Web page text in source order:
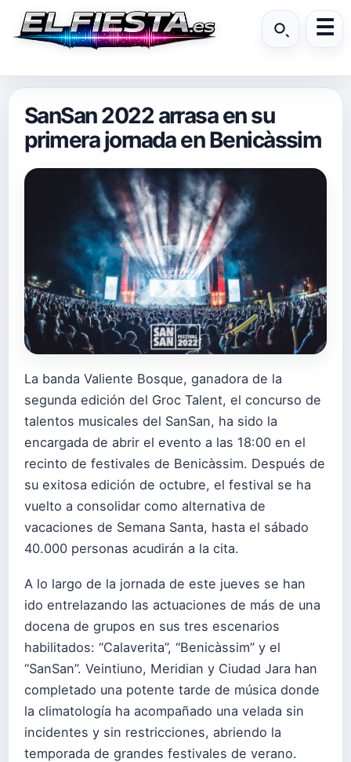
SanSan 2022 arrasa en su
primera jornada en Benicàssim
La banda Valiente Bosque, ganadora de la
segunda edición del Groc Talent, el concurso de
talentos musicales del SanSan, ha sido la
encargada de abrir el evento a las 18:00 en el
recinto de festivales de Benicàssim. Después de
su exitosa edición de octubre, el festival se ha
vuelto a consolidar como alternativa de
vacaciones de Semana Santa, hasta el sábado
40.000 personas acudirán a la cita.
A lo largo de la jornada de este jueves se han
ido entrelazando las actuaciones de más de una
docena de grupos en sus tres escenarios
habilitados: “Calaverita”, “Benicàssim” y el
“SanSan”. Veintiuno, Meridian y Ciudad Jara han
completado una potente tarde de música donde
la climatología ha acompañado una velada sin
incidentes y sin restricciones, abriendo la
temporada de grandes festivales de verano.